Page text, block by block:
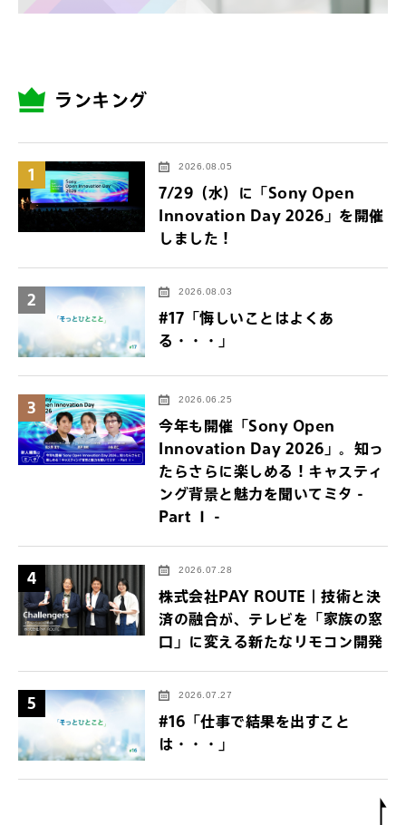
ランキング
1 2026.08.05
7/29（水）に「Sony Open
Innovation Day 2026」を開催
しました！
2 2026.08.03
#17「悔しいことはよくあ
る・・・」
3 2026.06.25
今年も開催「Sony Open
Innovation Day 2026」。知っ
たらさらに楽しめる！キャスティ
ング背景と魅力を聞いてミタ -
Part Ⅰ -
4 2026.07.28
株式会社PAY ROUTE｜技術と決
済の融合が、テレビを「家族の窓
口」に変える新たなリモコン開発
5 2026.07.27
#16「仕事で結果を出すこと
は・・・」